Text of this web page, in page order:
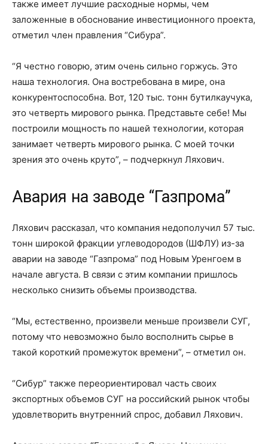
также имеет лучшие расходные нормы, чем
заложенные в обоснование инвестиционного проекта,
отметил член правления “Сибура”.
“Я честно говорю, этим очень сильно горжусь. Это
наша технология. Она востребована в мире, она
конкурентоспособна. Вот, 120 тыс. тонн бутилкаучука,
это четверть мирового рынка. Представьте себе! Мы
построили мощность по нашей технологии, которая
занимает четверть мирового рынка. С моей точки
зрения это очень круто”, – подчеркнул Ляхович.
Авария на заводе “Газпрома”
Ляхович рассказал, что компания недополучил 57 тыс.
тонн широкой фракции углеводородов (ШФЛУ) из-за
аварии на заводе “Газпрома” под Новым Уренгоем в
начале августа. В связи с этим компании пришлось
несколько снизить объемы производства.
“Мы, естественно, произвели меньше произвели СУГ,
потому что невозможно было восполнить сырье в
такой короткий промежуток времени”, – отметил он.
“Сибур” также переориентировал часть своих
экспортных объемов СУГ на российский рынок чтобы
удовлетворить внутренний спрос, добавил Ляхович.